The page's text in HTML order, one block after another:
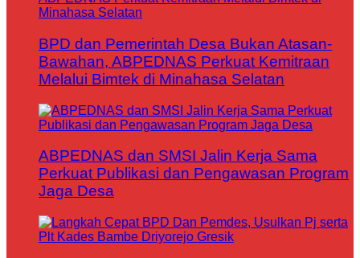
BPD dan Pemerintah Desa Bukan Atasan-
Bawahan, ABPEDNAS Perkuat Kemitraan
Melalui Bimtek di Minahasa Selatan
ABPEDNAS dan SMSI Jalin Kerja Sama
Perkuat Publikasi dan Pengawasan Program
Jaga Desa